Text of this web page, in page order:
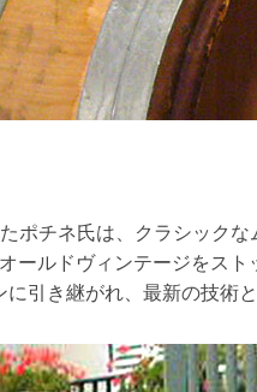
ポチネ氏は、クラシックな
ールドヴィンテージをス
引き継がれ、最新の技術